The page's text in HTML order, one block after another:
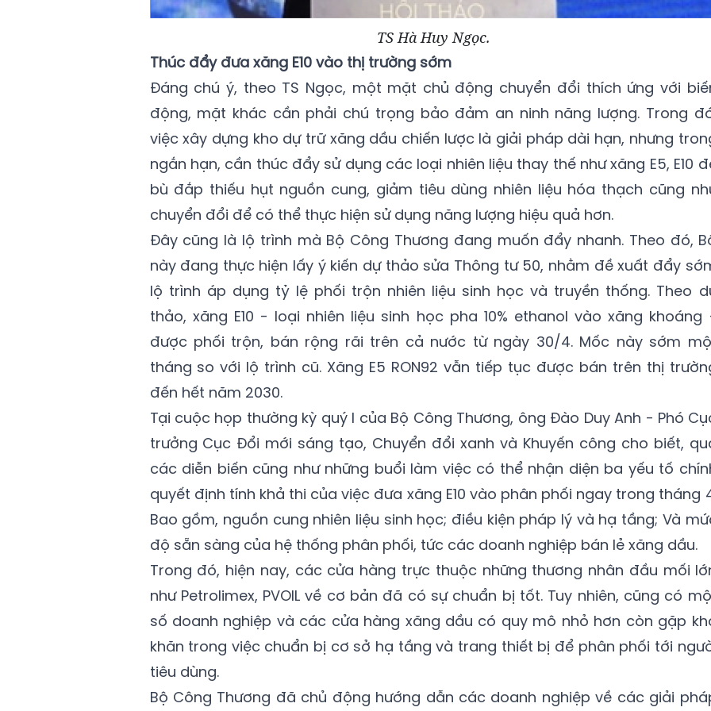
TS Hà Huy Ngọc.
Thúc đẩy đưa xăng E10 vào thị trường sớm
Đáng chú ý, theo TS Ngọc, một mặt chủ động chuyển đổi thích ứng với
động, mặt khác cần phải chú trọng bảo đảm an ninh năng lượng. Trong
việc xây dựng kho dự trữ xăng dầu chiến lược là giải pháp dài hạn, nhưng
ngắn hạn, cần thúc đẩy sử dụng các loại nhiên liệu thay thế như xăng E5, E10
bù đắp thiếu hụt nguồn cung, giảm tiêu dùng nhiên liệu hóa thạch cũng
chuyển đổi để có thể thực hiện sử dụng năng lượng hiệu quả hơn.
Đây cũng là lộ trình mà Bộ Công Thương đang muốn đẩy nhanh. Theo đó,
này đang thực hiện lấy ý kiến dự thảo sửa Thông tư 50, nhằm đề xuất đẩy
lộ trình áp dụng tỷ lệ phối trộn nhiên liệu sinh học và truyền thống. Theo
thảo, xăng E10 - loại nhiên liệu sinh học pha 10% ethanol vào xăng khoáng
được phối trộn, bán rộng rãi trên cả nước từ ngày 30/4. Mốc này sớm
tháng so với lộ trình cũ. Xăng E5 RON92 vẫn tiếp tục được bán trên thị
đến hết năm 2030.
Tại cuộc họp thường kỳ quý I của Bộ Công Thương, ông Đào Duy Anh - Phó
trưởng Cục Đổi mới sáng tạo, Chuyển đổi xanh và Khuyến công cho biết,
các diễn biến cũng như những buổi làm việc có thể nhận diện ba yếu tố
quyết định tính khả thi của việc đưa xăng E10 vào phân phối ngay trong tháng
Bao gồm, nguồn cung nhiên liệu sinh học; điều kiện pháp lý và hạ tầng; Và
độ sẵn sàng của hệ thống phân phối, tức các doanh nghiệp bán lẻ xăng dầu.
Trong đó, hiện nay, các cửa hàng trực thuộc những thương nhân đầu mối
như Petrolimex, PVOIL về cơ bản đã có sự chuẩn bị tốt. Tuy nhiên, cũng có
số doanh nghiệp và các cửa hàng xăng dầu có quy mô nhỏ hơn còn gặp
khăn trong việc chuẩn bị cơ sở hạ tầng và trang thiết bị để phân phối tới
tiêu dùng.
Bộ Công Thương đã chủ động hướng dẫn các doanh nghiệp về các giải